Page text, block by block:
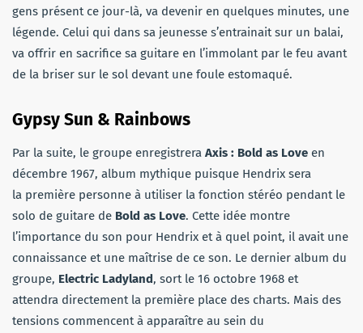
gens présent ce jour-là, va devenir en quelques minutes, une
légende. Celui qui dans sa jeunesse s’entrainait sur un balai,
va offrir en sacrifice sa guitare en l’immolant par le feu avant
de la briser sur le sol devant une foule estomaqué.
Gypsy Sun & Rainbows
Par la suite, le groupe enregistrera Axis : Bold as Love en
décembre 1967, album mythique puisque Hendrix sera
la première personne à utiliser la fonction stéréo pendant le
solo de guitare de Bold as Love. Cette idée montre
l’importance du son pour Hendrix et à quel point, il avait une
connaissance et une maîtrise de ce son. Le dernier album du
groupe, Electric Ladyland, sort le 16 octobre 1968 et
attendra directement la première place des charts. Mais des
tensions commencent à apparaître au sein du